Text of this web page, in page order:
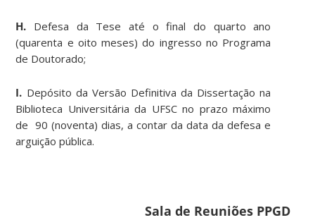
H. Defesa da Tese até o final do quarto ano
(quarenta e oito meses) do ingresso no Programa
de Doutorado;
I. Depósito da Versão Definitiva da Dissertação na
Biblioteca Universitária da UFSC no prazo máximo
de 90 (noventa) dias, a contar da data da defesa e
arguição pública.
Sala de Reuniões PPGD